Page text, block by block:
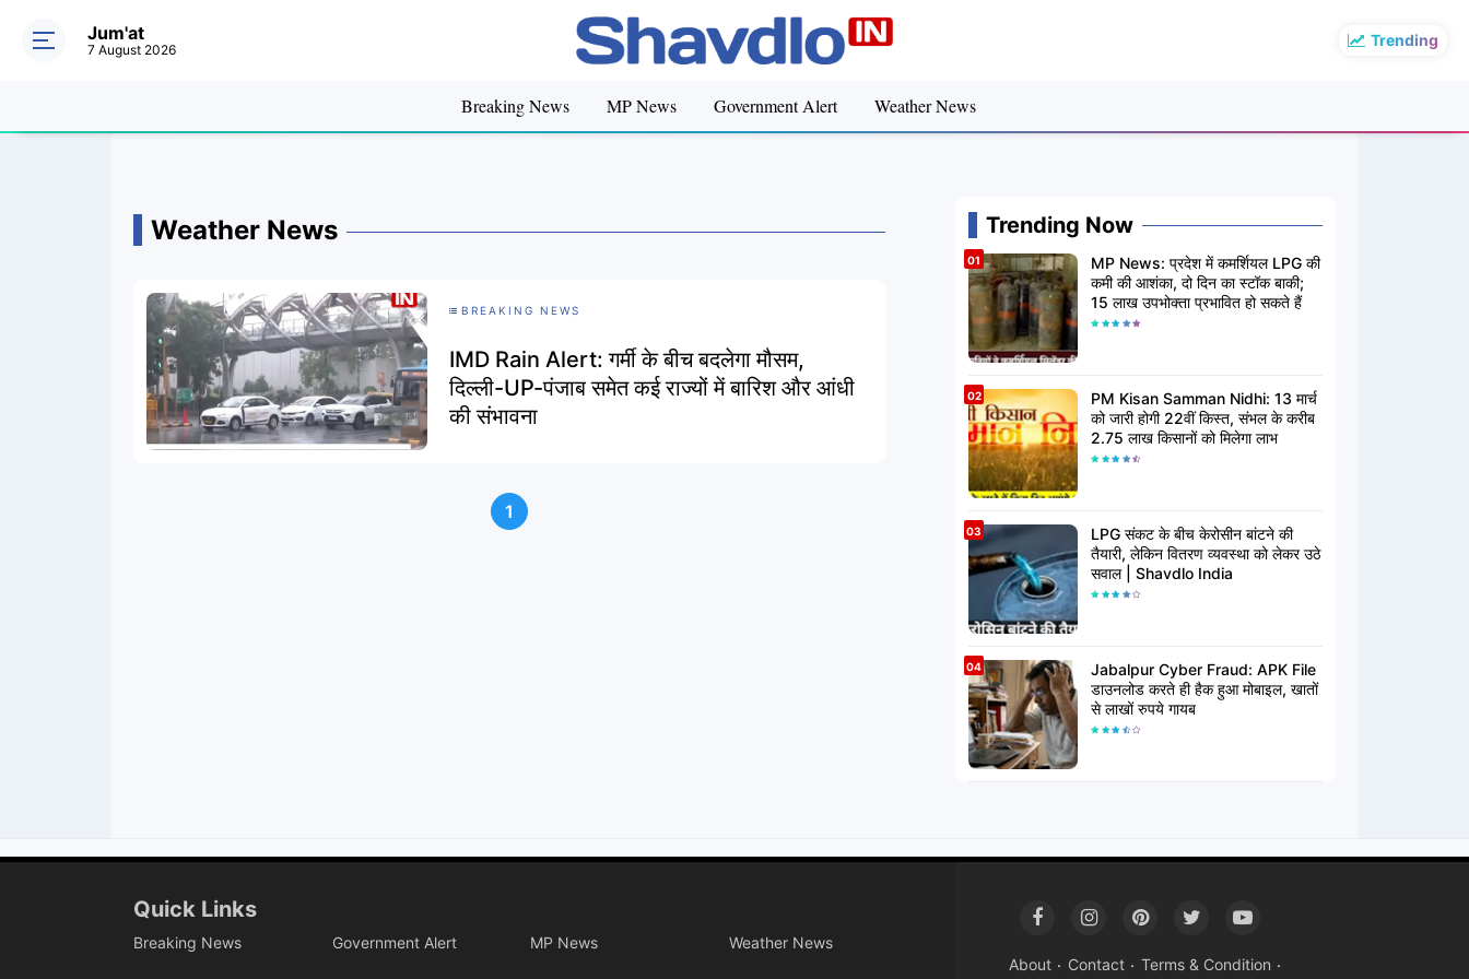
Trending
Jum'at
7 August 2026
Breaking News MP News Government Alert Weather News
Weather News
BREAKING NEWS
IMD Rain Alert: गर्मी के बीच बदलेगा मौसम,
दिल्ली-UP-पंजाब समेत कई राज्यों में बारिश और आंधी
की संभावना
1
Trending Now
MP News: प्रदेश में कमर्शियल LPG की
कमी की आशंका, दो दिन का स्टॉक बाकी;
15 लाख उपभोक्ता प्रभावित हो सकते हैं
PM Kisan Samman Nidhi: 13 मार्च
को जारी होगी 22वीं किस्त, संभल के करीब
2.75 लाख किसानों को मिलेगा लाभ
LPG संकट के बीच केरोसीन बांटने की
तैयारी, लेकिन वितरण व्यवस्था को लेकर उठे
सवाल | Shavdlo India
Jabalpur Cyber Fraud: APK File
डाउनलोड करते ही हैक हुआ मोबाइल, खातों
से लाखों रुपये गायब
Quick Links
Breaking News Government Alert MP News
Weather News
About
Contact Terms & Condition